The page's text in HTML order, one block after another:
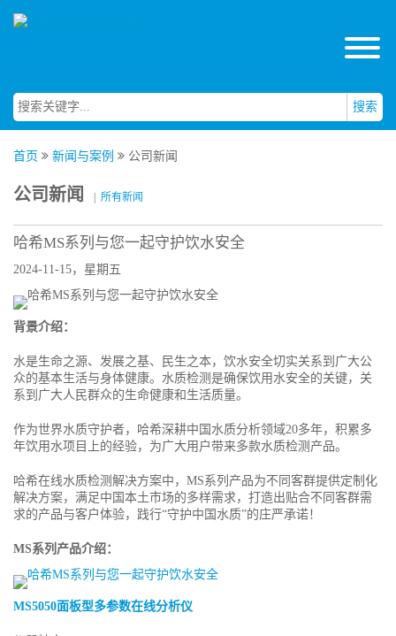
搜索
首页 新闻与案例 公司新闻
公司新闻 所有新闻
哈希MS系列与您一起守护饮水安全
2024-11-15，星期五
背景介绍：
水是生命之源、发展之基、民生之本，饮水安全切实关系到广大公
众的基本生活与身体健康。水质检测是确保饮用水安全的关键，关
系到广大人民群众的生命健康和生活质量。
作为世界水质守护者，哈希深耕中国水质分析领域20多年，积累多
年饮用水项目上的经验，为广大用户带来多款水质检测产品。
哈希在线水质检测解决方案中，MS系列产品为不同客群提供定制化
解决方案，满足中国本土市场的多样需求，打造出贴合不同客群需
求的产品与客户体验，践行“守护中国水质”的庄严承诺！
MS系列产品介绍：
MS5050面板型多参数在线分析仪